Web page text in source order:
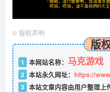
© 版权声明
版
1 本网站名称： 马克游戏
2 本站永久网址： https://
3 本站文章内容由用户整理上